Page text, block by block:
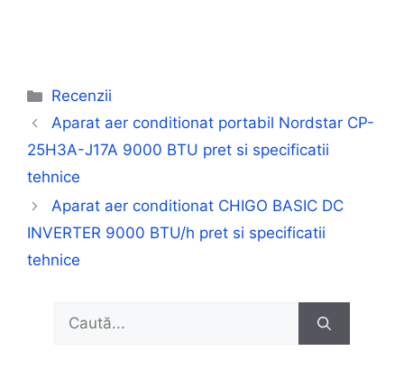
Categorii
Recenzii
Aparat aer conditionat portabil Nordstar CP-
25H3A-J17A 9000 BTU pret si specificatii
tehnice
Aparat aer conditionat CHIGO BASIC DC
INVERTER 9000 BTU/h pret si specificatii
tehnice
Caută